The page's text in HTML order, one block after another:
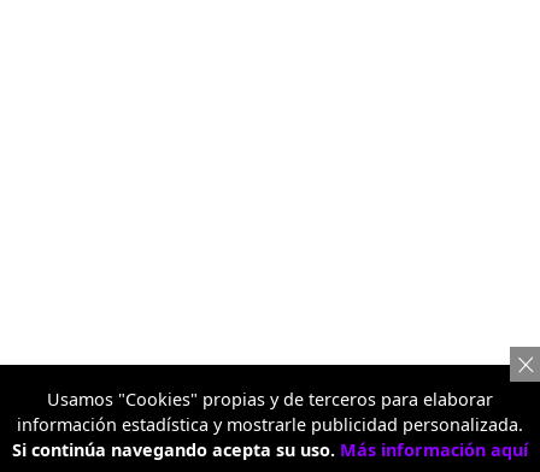
Usamos "Cookies" propias y de terceros para elaborar
información estadística y mostrarle publicidad personalizada.
Si continúa navegando acepta su uso. Más información aquí